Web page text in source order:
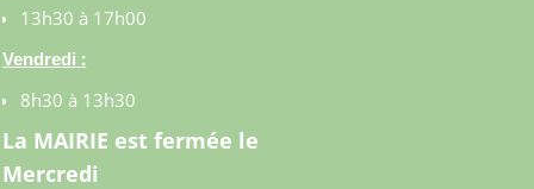
13h30 à 17h00
Vendredi :
8h30 à 13h30
La MAIRIE est fermée le
Mercredi